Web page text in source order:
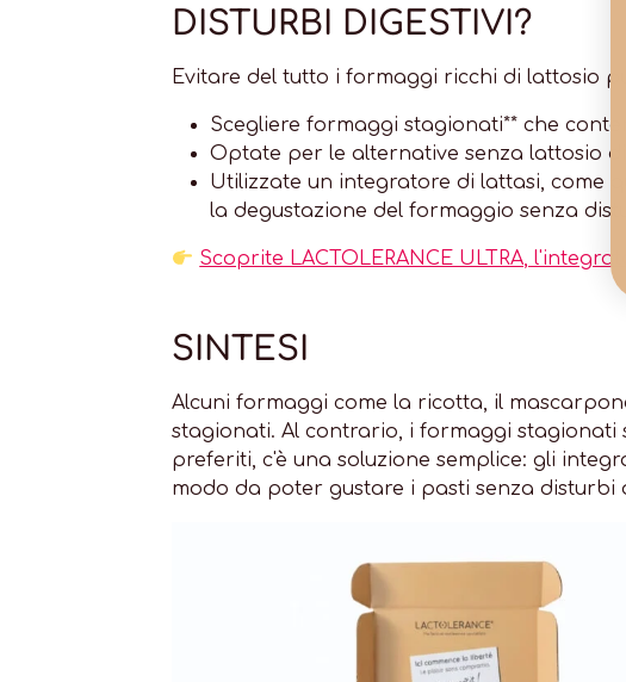
DISTURBI DIGESTIVI?
Evitare del tutto i formaggi ricchi di lattosio
Scegliere formaggi stagionati** che
Optate per le alternative senza lattosio
Utilizzate un integratore di lattasi, come
la degustazione del formaggio senza
Scoprite LACTOLERANCE ULTRA,
SINTESI
Alcuni formaggi come la ricotta, il
stagionati. Al contrario, i formaggi
preferiti, c'è una soluzione semplice: gli
modo da poter gustare i pasti senza disturbi